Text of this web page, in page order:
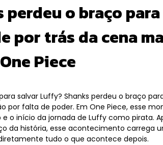
perdeu o braço
por trás da cena
Piece
salvar Luffy? Shanks perdeu o braço
por falta de poder. Em One Piece, esse
o início da jornada de Luffy como pirata.
da história, esse acontecimento carrega
tudo o que acontece depois.